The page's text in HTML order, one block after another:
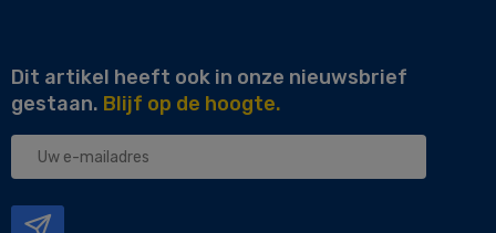
Dit artikel heeft ook in onze nieuwsbrief
gestaan. Blijf op de hoogte.
Uw